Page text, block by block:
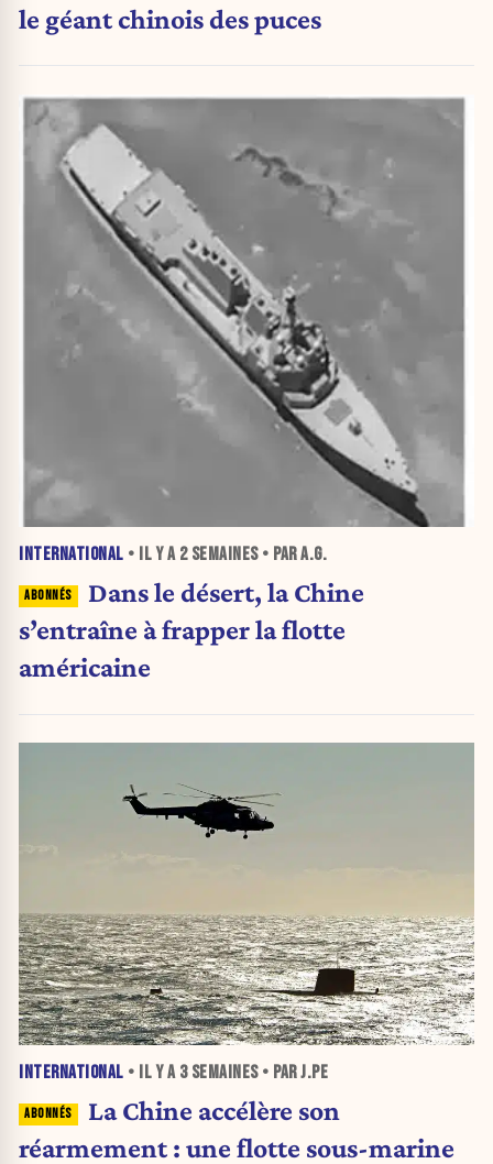
le géant chinois des puces
INTERNATIONAL • IL Y A 2 SEMAINES• PAR A.G.
Dans le désert, la Chine
s’entraîne à frapper la flotte
américaine
INTERNATIONAL • IL Y A 3 SEMAINES• PAR J.PE
La Chine accélère son
réarmement : une flotte sous-marine